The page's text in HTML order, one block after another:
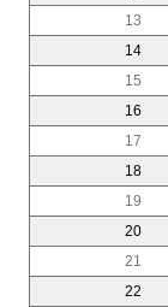
13
14
15
16
17
18
19
20
21
22